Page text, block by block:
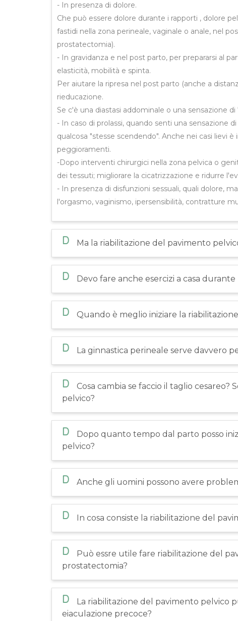
- In presenza di dolore.
Che può essere dolore durante i rapporti , dolore
fastidi nella zona perineale, vaginale o anale, nel
prostatectomia).
- In gravidanza e nel post parto, per prepararsi al
elasticità, mobilità e spinta.
Per aiutare la ripresa nel post parto (anche a
rieducazione.
Se c'è una diastasi addominale o una sensazione
- In caso di prolassi, quando senti una sensazione
qualcosa "stesse scendendo". Anche nei casi
peggioramenti.
-Dopo interventi chirurgici nella zona pelvica o
dei tessuti; migliorare la cicatrizzazione e ridurre
- In presenza di disfunzioni sessuali, quali dolore,
l'orgasmo, vaginismo, ipersensibilità, contratture
D Ma la riabilitazione del pavimento
D Devo fare anche esercizi a casa durante
D Quando è meglio iniziare la
D La ginnastica perineale serve davvero
D
Cosa cambia se faccio il taglio
pelvico?
D
Dopo quanto tempo dal parto posso
pelvico?
D Anche gli uomini possono avere
D In cosa consiste la riabilitazione del
D
Può essre utile fare riabilitazione del
prostatectomia?
D
La riabilitazione del pavimento pelvico
eiaculazione precoce?